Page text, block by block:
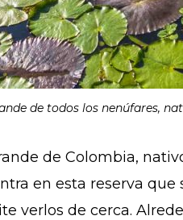
de todos los nenúfares,
de Colombia,
en esta reserva
verlos de cerca.